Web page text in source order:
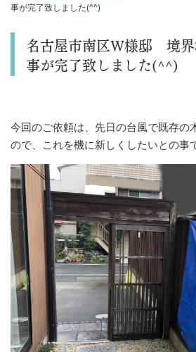
事が完了致しました(^^)
名古屋市南区W様邸 境界
事が完了致しました(^^)
今回のご依頼は、先日の台風で既存の
ので、これを機に新しくしたいとの事